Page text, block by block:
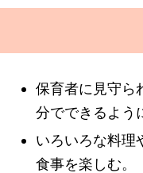
保育者に見守ら
分でできるよう
いろいろな料理
食事を楽しむ。